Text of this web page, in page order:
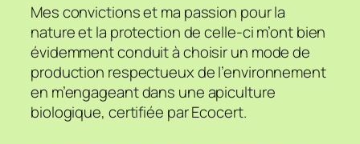
Mes convictions et ma passion pour la
nature et la protection de celle-ci m’ont bien
évidemment conduit à choisir un mode de
production respectueux de l’environnement
en m’engageant dans une apiculture
biologique, certifiée par Ecocert.